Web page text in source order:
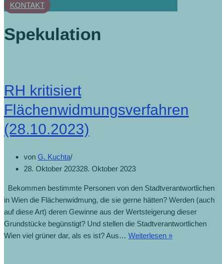
KONTAKT
Spekulation
RH kritisiert
Flächenwidmungsverfahren
(28.10.2023)
von G. Kuchta
28. Oktober 202328. Oktober 2023
Bekommen bestimmte Personen von den Stadtverantwortlichen
in Wien die Flächenwidmung, die sie gerne hätten? Werden (auch
auf diese Art) deren Gewinne aus der Wertsteigerung dieser
Grundstücke begünstigt? Und stellen die Stadtverantwortlichen
Wien viel grüner dar, als es ist? Aus… Weiterlesen »